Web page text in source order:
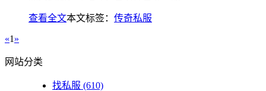
查看全文本文标签： 传奇私服
«1 »
网站分类
找私服 (610)